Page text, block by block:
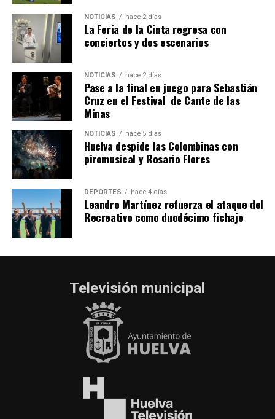
QUINTA CORRIDA DE LAS FIESTAS COLOMBINAS
2026
hace 6 días· Huelvatv
NOTICIAS hace 2 días
La Feria de la Cinta regresa con
conciertos y dos escenarios
NOTICIAS hace 2 días
Pase a la final en juego para Sebastián
Cruz en el Festival de Cante de las
Minas
NOTICIAS hace 5 días
Huelva despide las Colombinas con
piromusical y Rosario Flores
DEPORTES hace 4 días
Leandro Martínez refuerza el ataque del
Recreativo como duodécimo fichaje
Televisión municipal